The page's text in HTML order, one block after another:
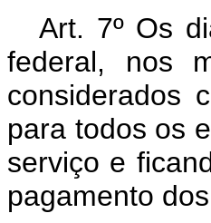
Art. 7º Os
federal, nos
considerados
para todos os
serviço e
pagamento